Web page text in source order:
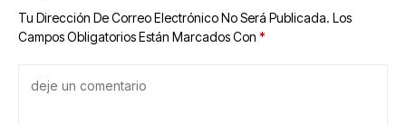
Tu Dirección De Correo Electrónico No Será Publicada. Los
Campos Obligatorios Están Marcados Con *